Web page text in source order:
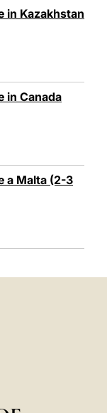
in Kazakhstan
in Canada
a Malta (2-3